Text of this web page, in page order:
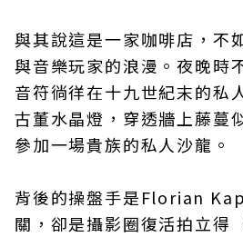
與其說這是一家咖啡店，不
與音樂玩家的浪漫。夜晚時
音符徜徉在十九世紀末的私
古董水晶燈，穿透牆上藤蔓
參加一場貴族的私人沙龍。
背後的操盤手是Florian
關，卻是攝影圈復活拍立